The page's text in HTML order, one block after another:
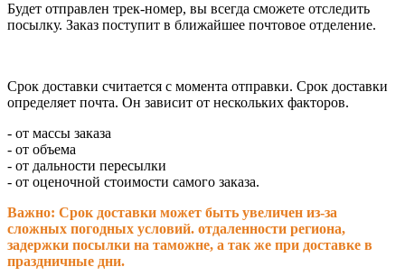
Будет отправлен трек-номер, вы всегда сможете отследить
посылку. Заказ поступит в ближайшее почтовое отделение.
Срок доставки считается с момента отправки. Срок доставки
определяет почта. Он зависит от нескольких факторов.
- от массы заказа
- от объема
- от дальности пересылки
- от оценочной стоимости самого заказа.
Важно: Срок доставки может быть увеличен из-за
сложных погодных условий. отдаленности региона,
задержки посылки на таможне, а так же при доставке в
праздничные дни.